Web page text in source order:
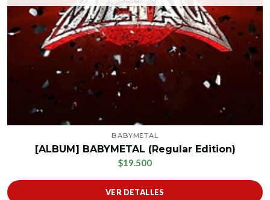
BABYMETAL
[ALBUM] BABYMETAL (Regular Edition)
$19.500
VER DETALLES